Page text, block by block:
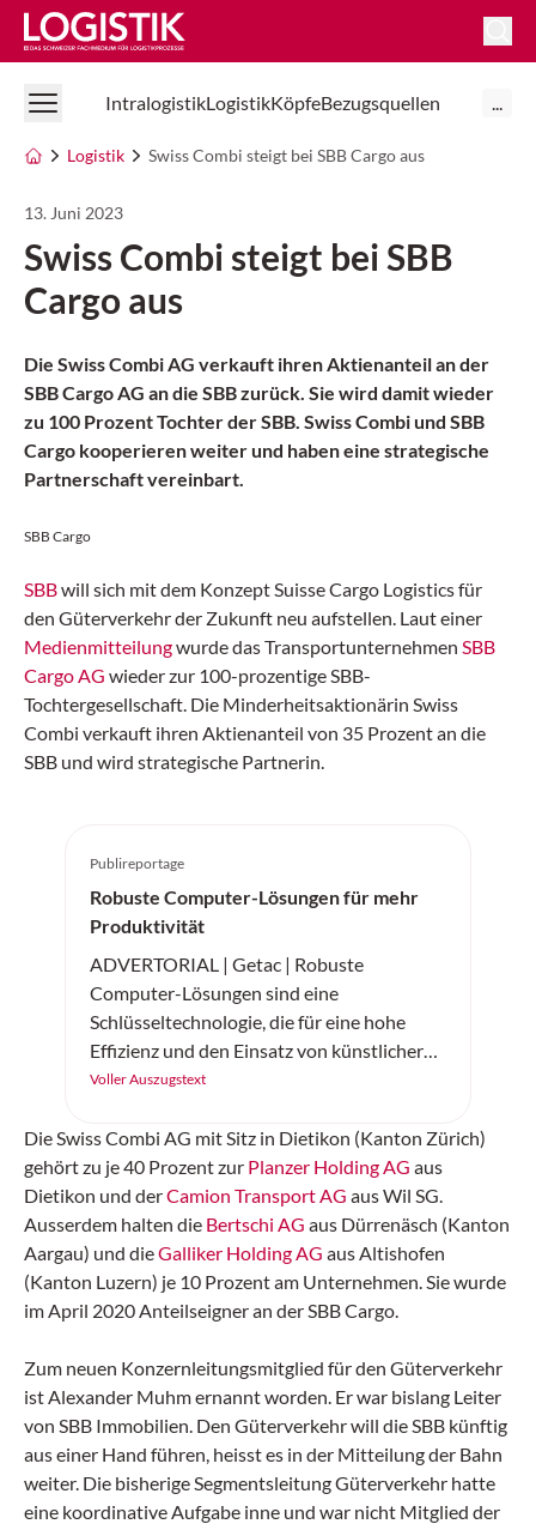
Logistik Online
IntralogistikLogistikKöpfeBezugsquellen ...
Logistik Swiss Combi steigt bei SBB Cargo aus
13. Juni 2023
Swiss Combi steigt bei SBB
Cargo aus
Die Swiss Combi AG verkauft ihren Aktienanteil an der
SBB Cargo AG an die SBB zurück. Sie wird damit wieder
zu 100 Prozent Tochter der SBB. Swiss Combi und SBB
Cargo kooperieren weiter und haben eine strategische
Partnerschaft vereinbart.
SBB Cargo
SBBwill sich mit dem Konzept Suisse Cargo Logistics für
den Güterverkehr der Zukunft neu aufstellen. Laut einer
Medienmitteilungwurde das Transportunternehmen SBB
Cargo AG wieder zur 100-prozentige SBB-
Tochtergesellschaft. Die Minderheitsaktionärin Swiss
Combi verkauft ihren Aktienanteil von 35 Prozent an die
SBB und wird strategische Partnerin.
Publireportage
Robuste Computer-Lösungen für mehr
Produktivität
ADVERTORIAL | Getac | Robuste
Computer-Lösungen sind eine
Schlüsseltechnologie, die für eine hohe
Effizienz und den Einsatz von künstlicher
Intelligenz in der Logistik sorgen.
Voller Auszugstext
Die Swiss Combi AG mit Sitz in Dietikon (Kanton Zürich)
gehört zu je 40 Prozent zur Planzer Holding AG aus
Dietikon und derCamion Transport AG aus Wil SG.
Ausserdem halten die Bertschi AG aus Dürrenäsch (Kanton
Aargau) und dieGalliker Holding AG aus Altishofen
(Kanton Luzern) je 10 Prozent am Unternehmen. Sie wurde
im April 2020 Anteilseigner an der SBB Cargo.
Zum neuen Konzernleitungsmitglied für den Güterverkehr
ist Alexander Muhm ernannt worden. Er war bislang Leiter
von SBB Immobilien. Den Güterverkehr will die SBB künftig
aus einer Hand führen, heisst es in der Mitteilung der Bahn
weiter. Die bisherige Segmentsleitung Güterverkehr hatte
eine koordinative Aufgabe inne und war nicht Mitglied der